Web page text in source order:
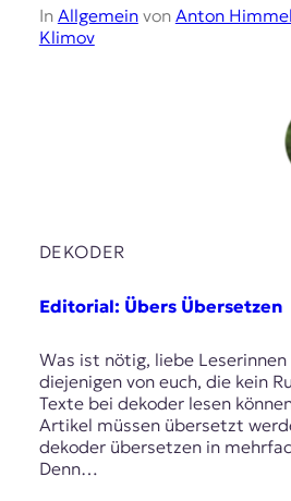
In Allgemeinvon Anton
Klimov
DEKODER
Editorial: Übers Übersetzen
Was ist nötig, liebe
diejenigen von euch, die kein
Texte bei dekoder lesen
Artikel müssen übersetzt
dekoder übersetzen in
Denn…